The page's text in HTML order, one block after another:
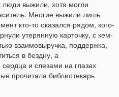
люди выжили, хотя могли
Многие выжили лишь
кто-то оказался рядом, кого-
утерянную карточку, с кем-
взаимовыручка, поддержка,
в бездну, а
и слезами на глазах
прочитала библиотекарь